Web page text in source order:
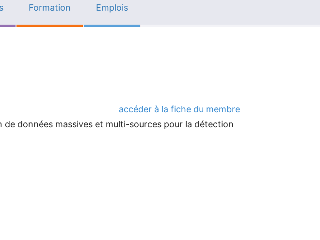
Formation Emplois
accéder à la fiche du membre
données massives et multi-sources pour la détection